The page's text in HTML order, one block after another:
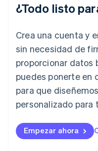
¿Todo listo
Crea una cuenta y
sin necesidad de
proporcionar datos
puedes ponerte en
para que
personalizado para
Empezar ahora
Italia
Japón
日本語 English
Letonia
English
Liechtenstein
DeutschEnglish
Lituania
English
Luxemburgo
Malasia
English简体中文